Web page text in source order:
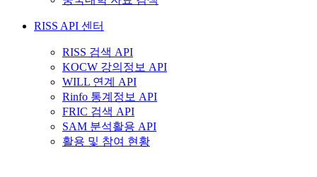
RISS API 센터
RISS 검색 API
KOCW 강의정보 API
WILL 연계 API
Rinfo 통계정보 API
FRIC 검색 API
SAM 분석활용 API
활용 및 참여 현황